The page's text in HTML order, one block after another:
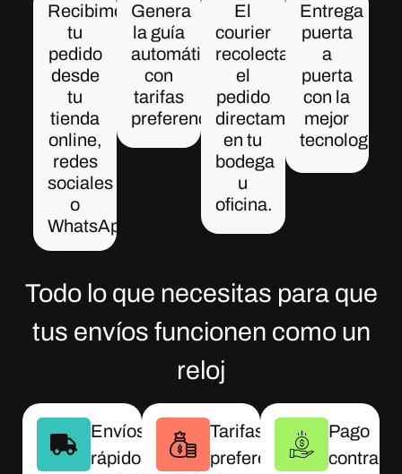
Recibimos
tu
pedido
desde
tu
tienda
online,
redes
sociales
o
WhatsApp.
Genera
la guía
automáticamente
con
tarifas
preferenciales.
El
courier
recolecta
el
pedido
directamente
en tu
bodega
u
oficina.
Entrega
puerta
a
puerta
con la
mejor
tecnología.
Todo lo que necesitas para que
tus envíos funcionen como un
reloj
Envíos
rápidos
Tarifas
preferenciales
Pago
contra